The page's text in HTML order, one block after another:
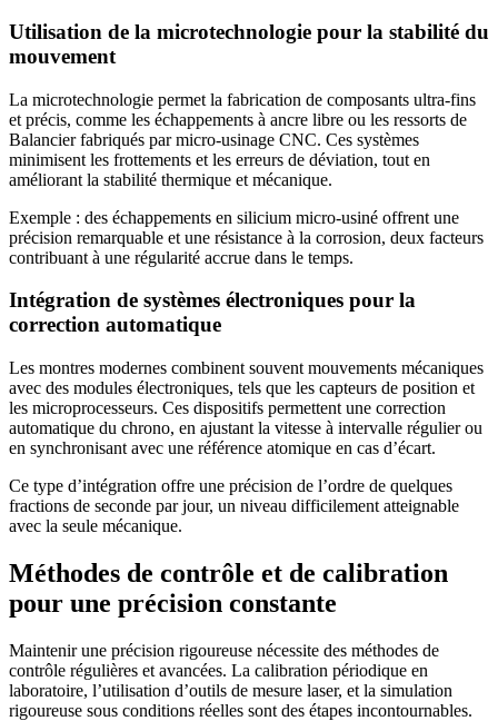
Utilisation de la microtechnologie pour la stabilité du
mouvement
La microtechnologie permet la fabrication de composants ultra-fins
et précis, comme les échappements à ancre libre ou les ressorts de
Balancier fabriqués par micro-usinage CNC. Ces systèmes
minimisent les frottements et les erreurs de déviation, tout en
améliorant la stabilité thermique et mécanique.
Exemple : des échappements en silicium micro-usiné offrent une
précision remarquable et une résistance à la corrosion, deux facteurs
contribuant à une régularité accrue dans le temps.
Intégration de systèmes électroniques pour la
correction automatique
Les montres modernes combinent souvent mouvements mécaniques
avec des modules électroniques, tels que les capteurs de position et
les microprocesseurs. Ces dispositifs permettent une correction
automatique du chrono, en ajustant la vitesse à intervalle régulier ou
en synchronisant avec une référence atomique en cas d’écart.
Ce type d’intégration offre une précision de l’ordre de quelques
fractions de seconde par jour, un niveau difficilement atteignable
avec la seule mécanique.
Méthodes de contrôle et de calibration
pour une précision constante
Maintenir une précision rigoureuse nécessite des méthodes de
contrôle régulières et avancées. La calibration périodique en
laboratoire, l’utilisation d’outils de mesure laser, et la simulation
rigoureuse sous conditions réelles sont des étapes incontournables.